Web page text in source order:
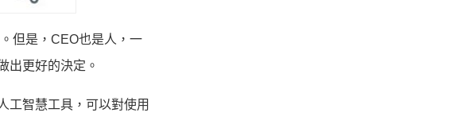
但是，CEO也是人，一
出更好的決定。
工智慧工具，可以對使用